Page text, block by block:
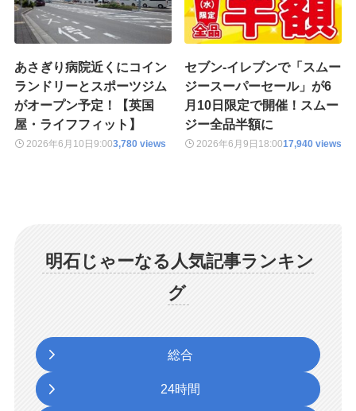
あさぎり病院近くにコイン
ランドリーとスポーツジム
がオープン予定！【英国
屋・ライフフィット】
2026年6月10日 9:003,780 views
セブン-イレブンで「スムー
ジースーパーセール」が6
月10日限定で開催！スムー
ジー全品半額に
2026年6月9日 18:0017,940 views
明石じゃーなる人気記事ランキン
グ
総合
24時間